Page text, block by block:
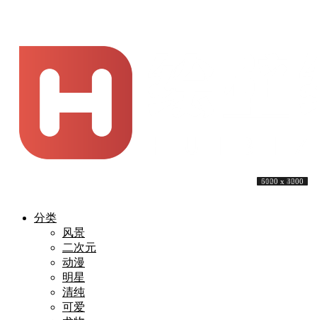
分类
风景
二次元
动漫
明星
清纯
可爱
1920 x 1080
5120 x 3200
5640 x 2400
5120 x 3200
3840 x 1600
5120 x 3200
5120 x 3200
4000 x 2666
5120 x 3200
6000 x 4000